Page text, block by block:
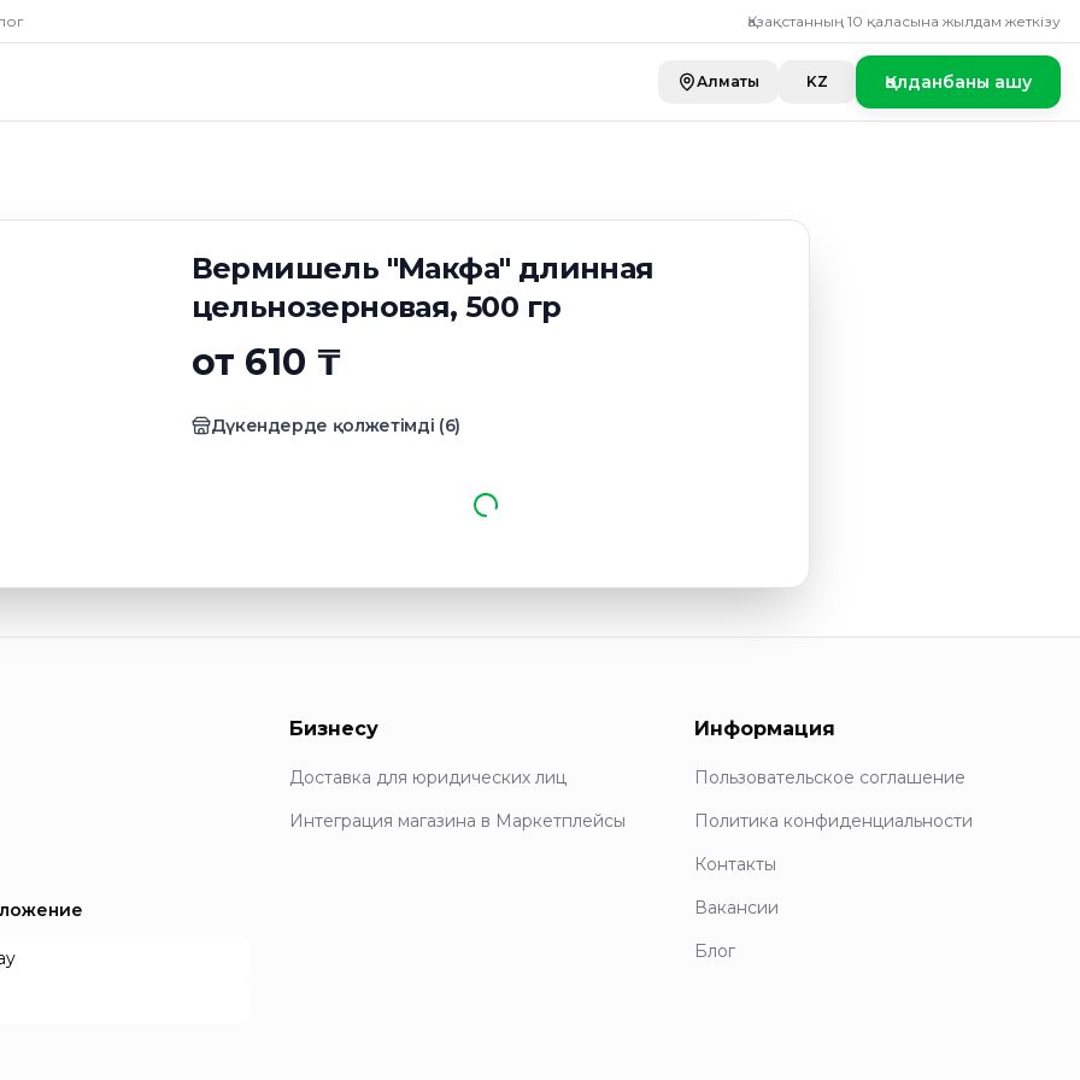
Қазақстанның 10 қаласына жылдам жеткізу
Алматы KZ Қолданбаны ашу
Вермишель "Макфа" длинная
цельнозерновая, 500 гр
от 610 ₸
Дүкендерде қолжетімді (6)
"Макфа" длинная
Бизнесу
Доставка для юридических лиц
Интеграция магазина в Маркетплейсы
Информация
Пользовательское соглашение
Политика конфиденциальности
Контакты
Вакансии
Блог